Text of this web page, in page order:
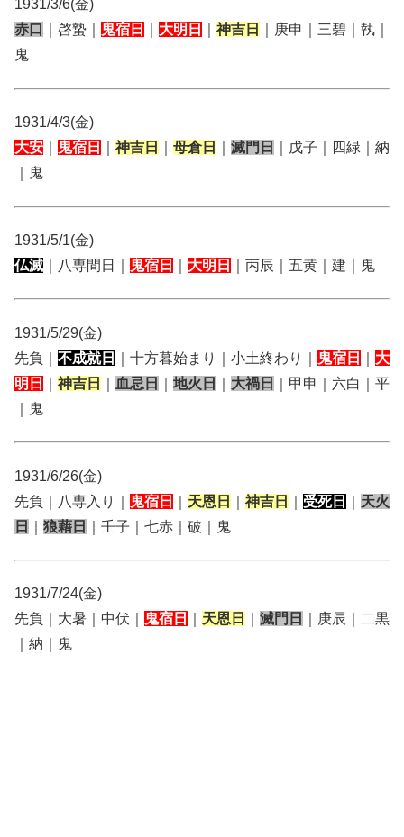
1931/3/6(金)
赤口
｜啓蟄｜ 鬼宿日 大明日 神吉日
｜庚申｜三碧｜執｜
鬼
1931/4/3(金)
大安
鬼宿日 神吉日 母倉日 滅門日
｜戊子｜四緑｜納
｜鬼
1931/5/1(金)
仏滅 ｜八専間日｜ 鬼宿日 大明日 ｜丙辰｜五黄｜建｜鬼
1931/5/29(金)
先負｜ 不成就日 ｜十方暮始まり｜小土終わり｜ 鬼宿日
大
明日
神吉日 血忌日 地火日 大禍日
｜甲申｜六白｜平
｜鬼
1931/6/26(金)
先負｜八専入り｜
鬼宿日 天恩日 神吉日 受死日
天火
日
狼藉日 ｜壬子｜七赤｜破｜鬼
1931/7/24(金)
先負｜大暑｜中伏｜
鬼宿日 天恩日 滅門日
｜庚辰｜二黒
｜納｜鬼